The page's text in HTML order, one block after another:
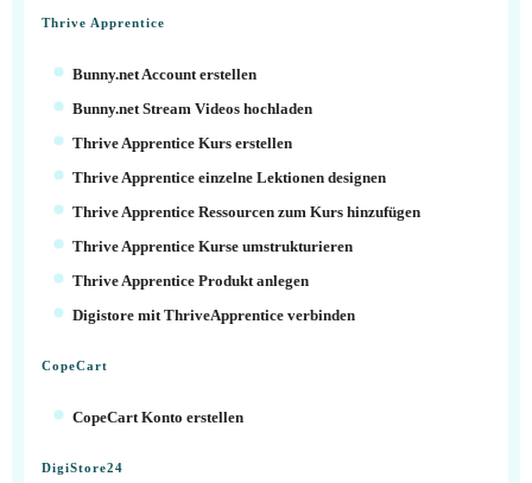
Thrive Apprentice
Bunny.net Account erstellen
Bunny.net Stream Videos hochladen
Thrive Apprentice Kurs erstellen
Thrive Apprentice einzelne Lektionen designen
Thrive Apprentice Ressourcen zum Kurs hinzufügen
Thrive Apprentice Kurse umstrukturieren
Thrive Apprentice Produkt anlegen
Digistore mit ThriveApprentice verbinden
CopeCart
CopeCart Konto erstellen
DigiStore24